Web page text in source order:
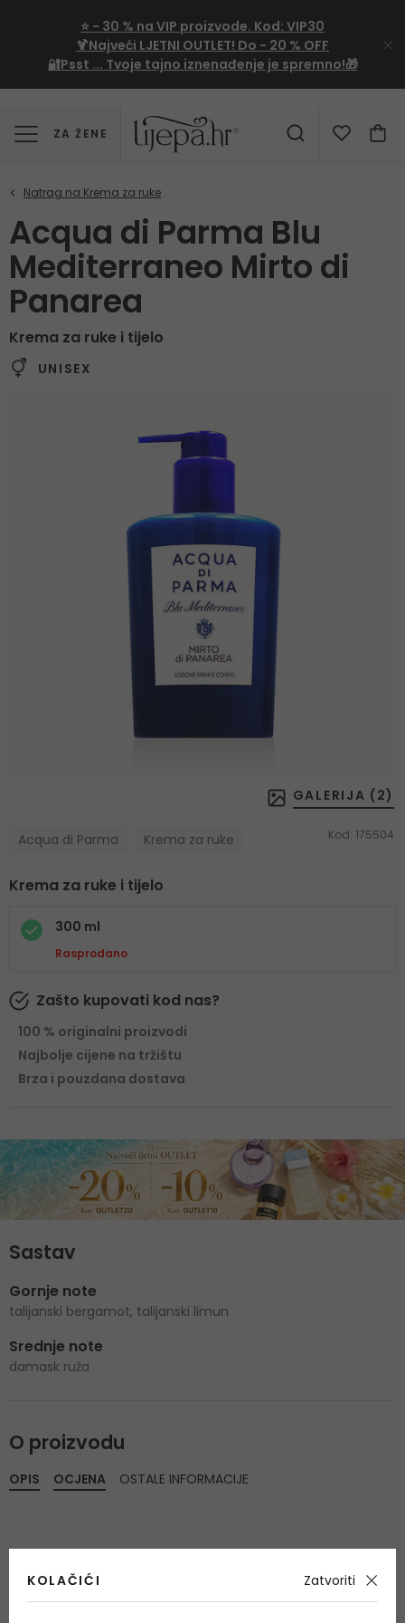
⭐ - 30 % na VIP proizvode. Kod: VIP30
🍹Najveći LJETNI OUTLET! Do - 20 % OFF
🔐Psst ... Tvoje tajno iznenađenje je spremno!🎁
ZA ŽENE
Acqua di Parma Blu
Mediterraneo Mirto di
Panarea
Krema za ruke i tijelo
UNISEX
GALERIJA ( 2)
Acqua di Parma Krema za ruke Kod: 175504
Krema za ruke i tijelo
300 ml
Rasprodano
Zašto kupovati kod nas?
100 % originalni proizvodi
Najbolje cijene na tržištu
Brza i pouzdana dostava
Sastav
Gornje note
talijanski bergamot, talijanski limun
Srednje note
damask ruža
O proizvodu
OPIS OCJENA
Još nema recenzija za ovaj proizvod.Budite prvi.
OSTALE INFORMACIJE
KOLAČIĆI Zatvoriti